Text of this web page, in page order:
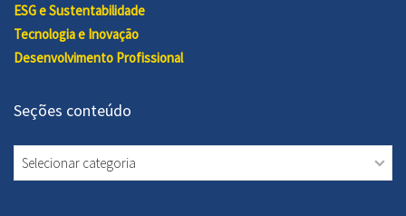
ESG e Sustentabilidade
Tecnologia e Inovação
Desenvolvimento Profissional
Seções conteúdo
Seções
conteúdo